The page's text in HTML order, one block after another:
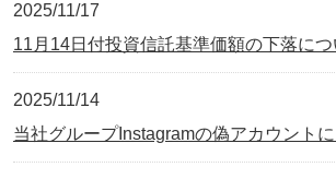
2025/11/17
11月14日付投資信託基準価額の下落につ
2025/11/14
当社グループInstagramの偽アカウントに